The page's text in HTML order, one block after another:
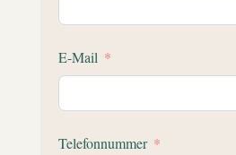
E-Mail
Telefonnummer